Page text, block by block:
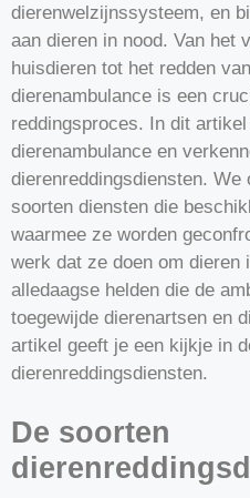
dierenwelzijnssysteem, en
aan dieren in nood. Van het
huisdieren tot het redden
dierenambulance is een
reddingsproces. In dit
dierenambulance en
dierenreddingsdiensten.
soorten diensten die
waarmee ze worden
werk dat ze doen om dieren
alledaagse helden die de
toegewijde dierenartsen en
artikel geeft je een kijkje in
dierenreddingsdiensten.
De soorten